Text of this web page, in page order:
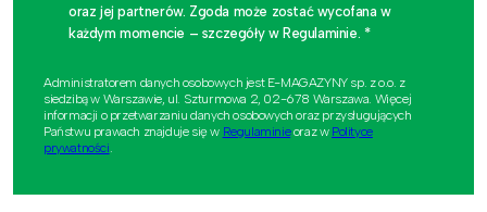
oraz jej partnerów. Zgoda może zostać wycofana w
każdym momencie – szczegóły w Regulaminie. *
Administratorem danych osobowych jest E-MAGAZYNY sp. z o.o. z
siedzibą w Warszawie, ul. Szturmowa 2, 02-678 Warszawa. Więcej
informacji o przetwarzaniu danych osobowych oraz przysługujących
Państwu prawach znajduje się w Regulaminieoraz w Polityce
prywatności.